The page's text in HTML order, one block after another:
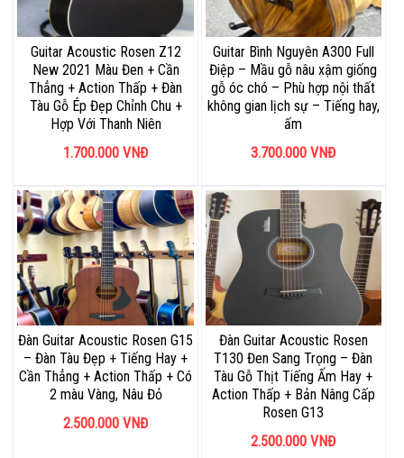
Guitar Acoustic Rosen Z12
New 2021 Màu Đen + Cần
Thẳng + Action Thấp + Đàn
Tàu Gỗ Ép Đẹp Chỉnh Chu +
Hợp Với Thanh Niên
1.700.000 VNĐ
Guitar Bình Nguyên A300 Full
Điệp – Mầu gỗ nâu xậm giống
gỗ óc chó – Phù hợp nội thất
không gian lịch sự – Tiếng hay,
ấm
3.700.000 VNĐ
Đàn Guitar Acoustic Rosen G15
– Đàn Tàu Đẹp + Tiếng Hay +
Cần Thẳng + Action Thấp + Có
2 màu Vàng, Nâu Đỏ
2.500.000 VNĐ
Đàn Guitar Acoustic Rosen
T130 Đen Sang Trọng – Đàn
Tàu Gỗ Thịt Tiếng Ấm Hay +
Action Thấp + Bản Nâng Cấp
Rosen G13
2.500.000 VNĐ